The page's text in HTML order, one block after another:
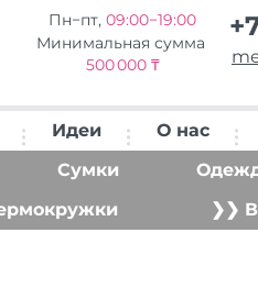
Пн−пт, 09:00−19:00
Минимальная сумма
500 000 ₸
Идеи О нас
Сумки
❯❯